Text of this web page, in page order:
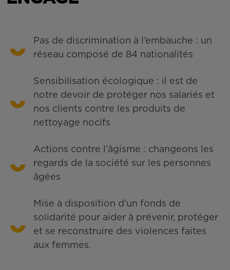
Pas de discrimination à l’embauche : un
réseau composé de 84 nationalités
Sensibilisation écologique : il est de
notre devoir de protéger nos salariés et
nos clients contre les produits de
nettoyage nocifs
Actions contre l’âgisme : changeons les
regards de la société sur les personnes
âgées
Mise à disposition d’un fonds de
solidarité pour aider à prévenir, protéger
et se reconstruire des violences faites
aux femmes.